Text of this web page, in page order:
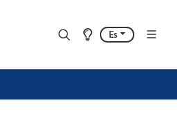
Es